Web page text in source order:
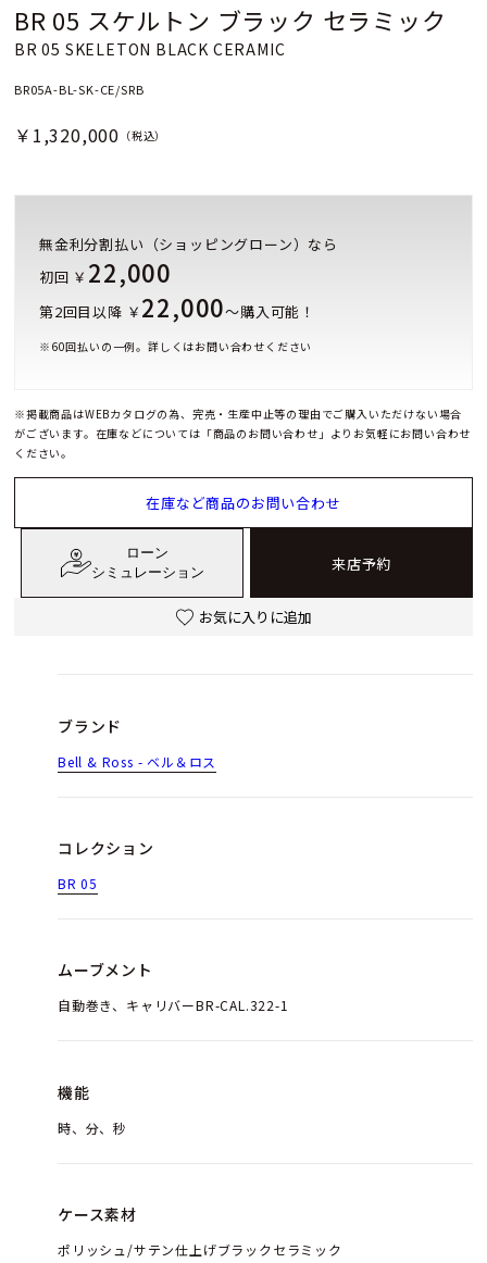
BR 05 スケルトン ブラック セラミック
BR 05 SKELETON BLACK CERAMIC
BR05A-BL-SK-CE/SRB
￥1,320,000 （税込）
無金利分割払い（ショッピングローン）なら
初回 ￥ 22,000
第2回目以降 ￥ 22,000～購入可能！
※ 60回払いの一例。詳しくはお問い合わせください
※掲載商品はWEBカタログの為、完売・生産中止等の理由でご購入いただけない場合
がございます。在庫などについては「商品のお問い合わせ」よりお気軽にお問い合わせ
ください。
在庫など商品のお問い合わせ
ローン
シミュレーション
来店予約
お気に入りに追加
ブランド
Bell & Ross - ベル＆ロス
コレクション
BR 05
ムーブメント
自動巻き、キャリバーBR-CAL.322-1
機能
時、分、秒
ケース素材
ポリッシュ/サテン仕上げブラックセラミック